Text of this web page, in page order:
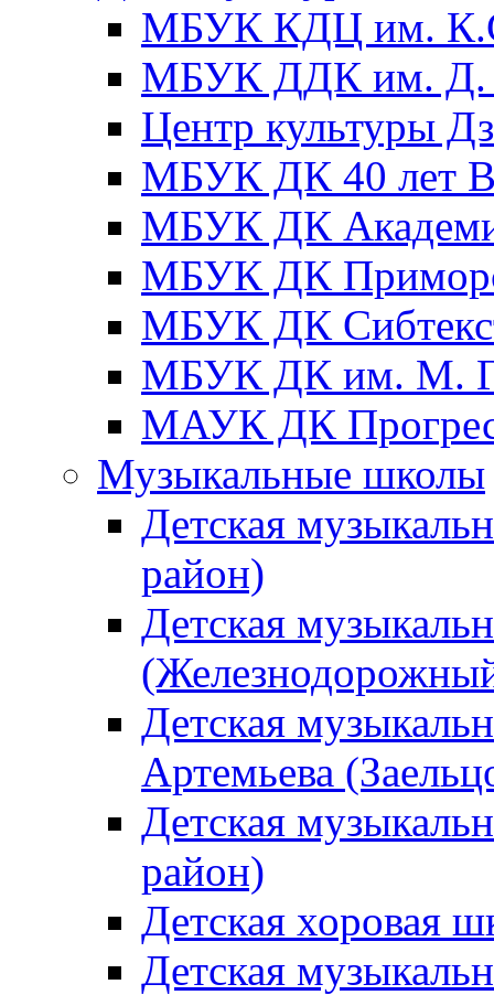
МБУК КДЦ им.
МБУК ДДК им. Д.
Центр культуры
МБУК ДК 40 лет
МБУК ДК
МБУК ДК
МБУК ДК
МБУК ДК им. М.
МАУК ДК
Музыкальные школы
Детская
район)
Детская
Детская
Артемьева
Детская
район)
Детская хоровая
Детская